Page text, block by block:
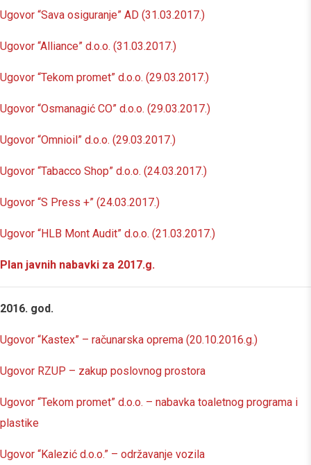
Ugovor “Sava osiguranje” AD (31.03.2017.)
Ugovor “Alliance” d.o.o. (31.03.2017.)
Ugovor “Tekom promet” d.o.o. (29.03.2017.)
Ugovor “Osmanagić CO” d.o.o. (29.03.2017.)
Ugovor “Omnioil” d.o.o. (29.03.2017.)
Ugovor “Tabacco Shop” d.o.o. (24.03.2017.)
Ugovor “S Press +” (24.03.2017.)
Ugovor “HLB Mont Audit” d.o.o. (21.03.2017.)
Plan javnih nabavki za 2017.g.
2016. god.
Ugovor “Kastex” – računarska oprema (20.10.2016.g.)
Ugovor RZUP – zakup poslovnog prostora
Ugovor “Tekom promet” d.o.o. – nabavka toaletnog programa i
plastike
Ugovor “Kalezić d.o.o.” – održavanje vozila